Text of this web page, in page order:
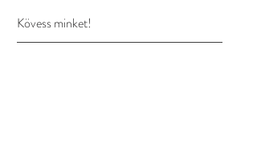
Kövess minket!